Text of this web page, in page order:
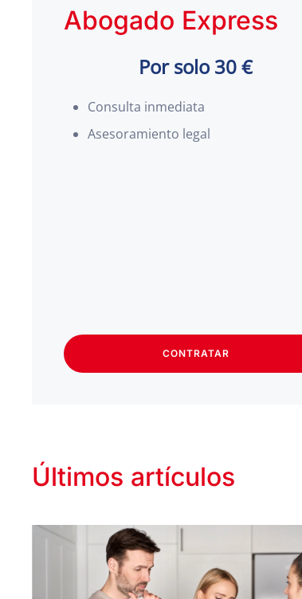
Abogado Express
Por solo 30 €
Consulta inmediata
Asesoramiento legal
CONTRATAR
Últimos artículos